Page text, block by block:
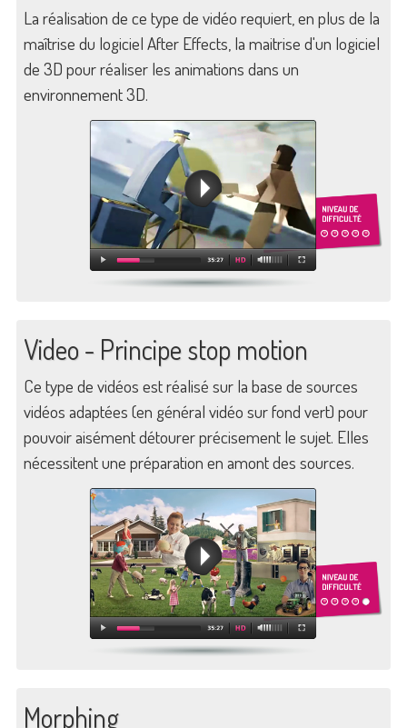
La réalisation de ce type de vidéo requiert, en plus de la
maîtrise du logiciel After Effects, la maitrise d'un logiciel
de 3D pour réaliser les animations dans un
environnement 3D.
Video - Principe stop motion
Ce type de vidéos est réalisé sur la base de sources
vidéos adaptées (en général vidéo sur fond vert) pour
pouvoir aisément détourer précisement le sujet. Elles
nécessitent une préparation en amont des sources.
Morphing